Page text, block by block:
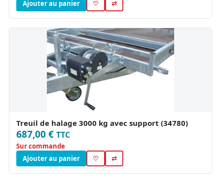
Ajouter au panier
♡ ⇄
Treuil de halage 3000 kg avec support (34780)
687,00 € TTC
Sur commande
Ajouter au panier
♡ ⇄